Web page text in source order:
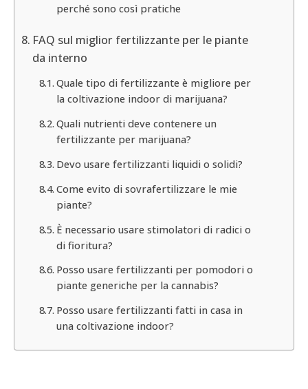
perché sono così pratiche
FAQ sul miglior fertilizzante per le piante
da interno
Quale tipo di fertilizzante è migliore per
la coltivazione indoor di marijuana?
Quali nutrienti deve contenere un
fertilizzante per marijuana?
Devo usare fertilizzanti liquidi o solidi?
Come evito di sovrafertilizzare le mie
piante?
È necessario usare stimolatori di radici o
di fioritura?
Posso usare fertilizzanti per pomodori o
piante generiche per la cannabis?
Posso usare fertilizzanti fatti in casa in
una coltivazione indoor?